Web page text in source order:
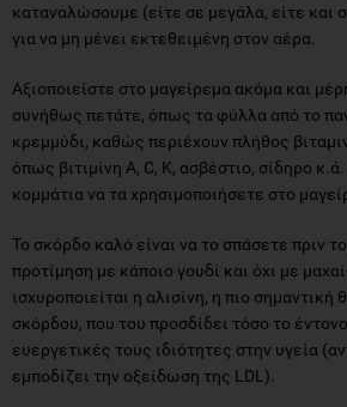
καταναλώσουμε (είτε σε μεγάλα, είτε και
για να μη μένει εκτεθειμένη στον αέρα.
Αξιοποιείστε στο μαγείρεμα ακόμα και
συνήθως πετάτε, όπως τα φύλλα από το
κρεμμύδι, καθώς περιέχουν πλήθος
όπως βιτιμίνη Α, C, K, ασβέστιο, σίδηρο
κομμάτια να τα χρησιμοποιήσετε στο
Το σκόρδο καλό είναι να το σπάσετε πριν
προτίμηση με κάποιο γουδί και όχι με
ισχυροποιείται η αλισίνη, η πιο
σκόρδου, που του προσδίδει τόσο το
ευεργετικές τους ιδιότητες στην υγεία
εμποδίζει την οξείδωση της LDL).